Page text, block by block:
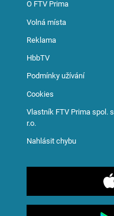
O FTV Prima
Volná místa
Reklama
HbbTV
Podmínky užívání
Cookies
Vlastník FTV Prima spol. s
r.o.
Nahlásit chybu